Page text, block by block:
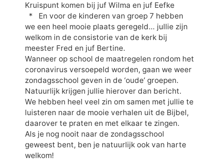
Kruispunt komen bij juf Wilma en juf Eefke
* En voor de kinderen van groep 7 hebben
we een heel mooie plaats geregeld… jullie zijn
welkom in de consistorie van de kerk bij
meester Fred en juf Bertine.
Wanneer op school de maatregelen rondom het
coronavirus versoepeld worden, gaan we weer
zondagsschool geven in de ‘oude’ groepen.
Natuurlijk krijgen jullie hierover dan bericht.
We hebben heel veel zin om samen met jullie te
luisteren naar de mooie verhalen uit de Bijbel,
daarover te praten en met elkaar te zingen.
Als je nog nooit naar de zondagsschool
geweest bent, ben je natuurlijk ook van harte
welkom!